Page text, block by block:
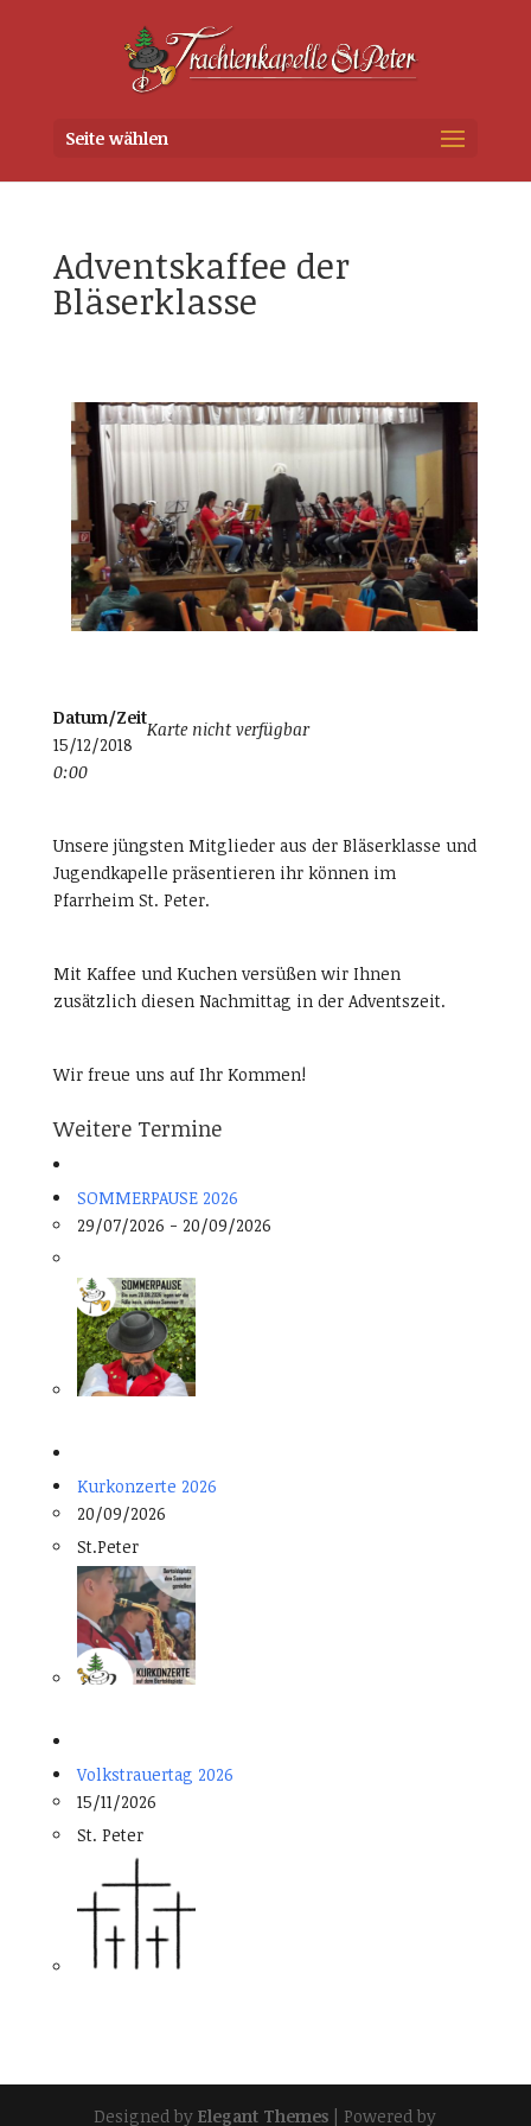
Seite wählen
Adventskaffee der
Bläserklasse
Datum/Zeit
15/12/2018
0:00
Karte nicht verfügbar
Unsere jüngsten Mitglieder aus der Bläserklasse und
Jugendkapelle präsentieren ihr können im
Pfarrheim St. Peter.
Mit Kaffee und Kuchen versüßen wir Ihnen
zusätzlich diesen Nachmittag in der Adventszeit.
Wir freue uns auf Ihr Kommen!
Weitere Termine
SOMMERPAUSE 2026
29/07/2026 - 20/09/2026
Kurkonzerte 2026
20/09/2026
St.Peter
Volkstrauertag 2026
15/11/2026
St. Peter
Designed byElegant Themes | Powered by